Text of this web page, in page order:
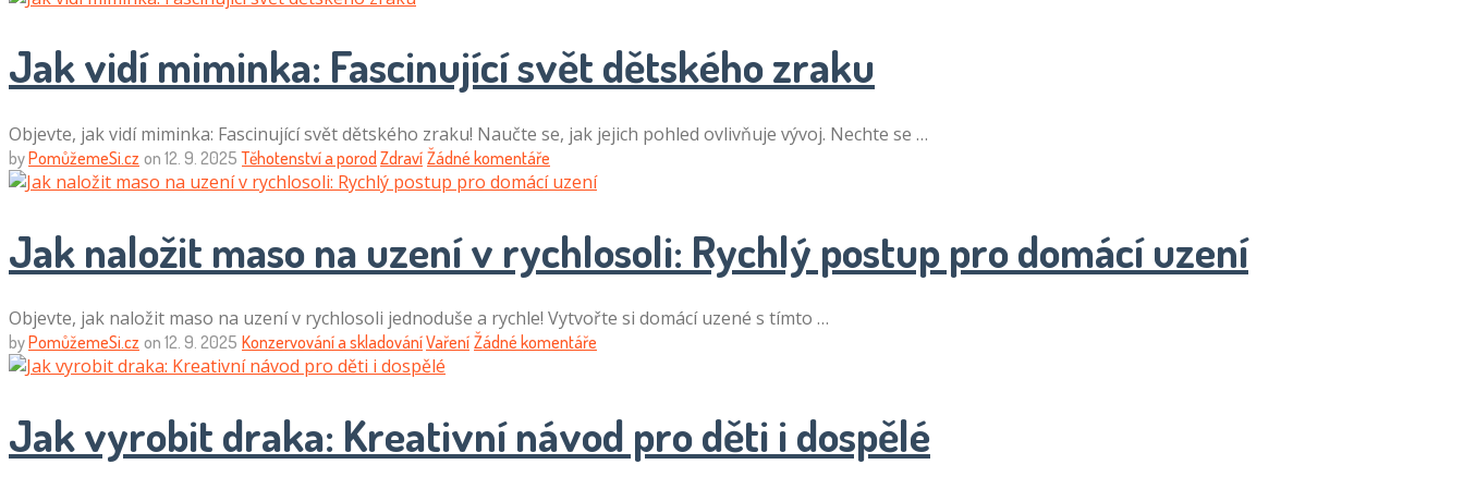
Jak vidí miminka: Fascinující svět dětského zraku
Objevte, jak vidí miminka: Fascinující svět dětského zraku! Naučte se, jak jejich pohled ovlivňuje vývoj. Nechte se …
byPomůžemeSi.cz on 12. 9. 2025 Těhotenství a porod Zdraví Žádné komentáře
Jak naložit maso na uzení v rychlosoli: Rychlý postup pro domácí uzení
Objevte, jak naložit maso na uzení v rychlosoli jednoduše a rychle! Vytvořte si domácí uzené s tímto …
byPomůžemeSi.cz on 12. 9. 2025 Konzervování a skladováníVaření Žádné komentáře
Jak vyrobit draka: Kreativní návod pro děti i dospělé